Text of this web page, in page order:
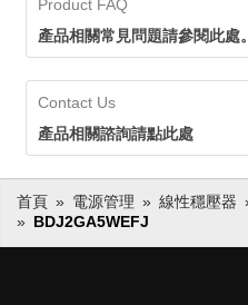
Product FAQ
產品相關常見問題請參閱此處。
Contact Us
產品相關諮詢請點此處
首頁 電源管理 線性穩壓器
BDJ2GA5WEFJ